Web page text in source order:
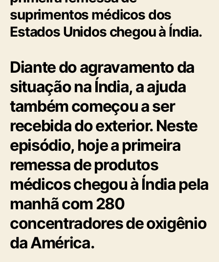
suprimentos médicos dos
Estados Unidos chegou à Índia.
Diante do agravamento da
situação na Índia, a ajuda
também começou a ser
recebida do exterior. Neste
episódio, hoje a primeira
remessa de produtos
médicos chegou à Índia pela
manhã com 280
concentradores de oxigênio
da América.